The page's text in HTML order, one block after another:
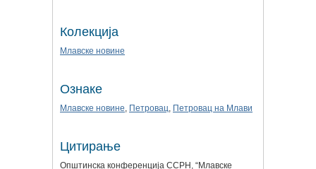
Колекција
Млавске новине
Ознаке
Млавске новине, Петровац, Петровац на Млави
Цитирање
Општинска конференција ССРН, “Млавске